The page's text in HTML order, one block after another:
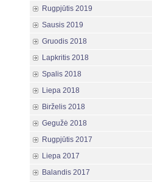
Rugpjūtis 2019
Sausis 2019
Gruodis 2018
Lapkritis 2018
Spalis 2018
Liepa 2018
Birželis 2018
Gegužė 2018
Rugpjūtis 2017
Liepa 2017
Balandis 2017